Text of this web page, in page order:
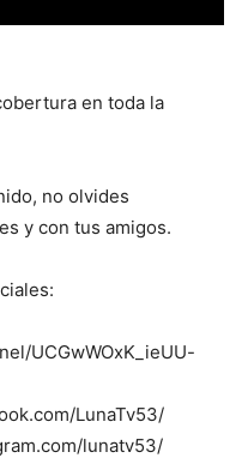
en toda la
no olvides
y con tus amigos.
UCGwWOxK_ieUU-
LunaTv53/
lunatv53/